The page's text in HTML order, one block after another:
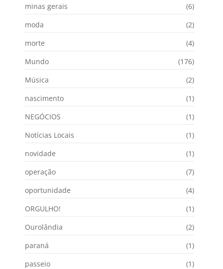
minas gerais
(6)
moda
(2)
morte
(4)
Mundo
(176)
Música
(2)
nascimento
(1)
NEGÓCIOS
(1)
Notícias Locais
(1)
novidade
(1)
operação
(7)
oportunidade
(4)
ORGULHO!
(1)
Ourolândia
(2)
paraná
(1)
passeio
(1)